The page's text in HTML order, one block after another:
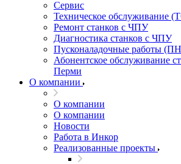
Сервис
Техническое обслуживание
Ремонт станков с ЧПУ
Диагностика станков с ЧПУ
Пусконаладочные работы
Абонентское обслуживание
Перми
О компании
О компании
О компании
Новости
Работа в Инкор
Реализованные проекты